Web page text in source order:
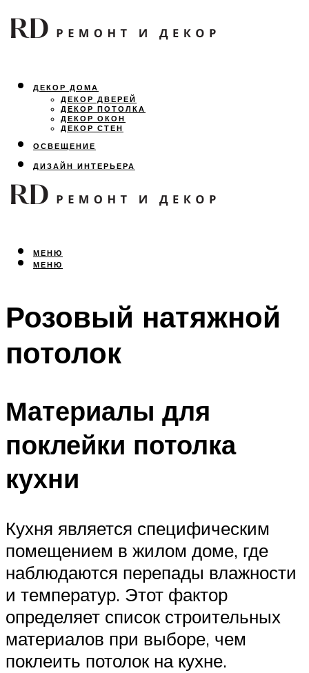
ДЕКОР ДОМА
ДЕКОР ДВЕРЕЙ
ДЕКОР ПОТОЛКА
ДЕКОР ОКОН
ДЕКОР СТЕН
ОСВЕЩЕНИЕ
ДИЗАЙН ИНТЕРЬЕРА
ЛАНДШАФТНЫЙ ДИЗАЙН
ВСЕ ПРО РЕМОНТ
МЕНЮ
МЕНЮ
Розовый натяжной
потолок
Материалы для
поклейки потолка
кухни
Кухня является специфическим
помещением в жилом доме, где
наблюдаются перепады влажности
и температур. Этот фактор
определяет список строительных
материалов при выборе, чем
поклеить потолок на кухне.